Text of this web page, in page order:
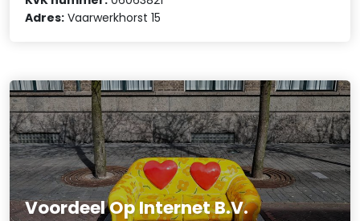
Adres: Vaarwerkhorst 15
Voordeel Op Internet B.V.